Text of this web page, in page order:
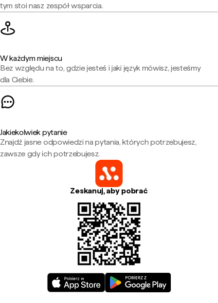
tym stoi nasz zespół wsparcia.
W każdym miejscu
Bez względu na to, gdzie jesteś i jaki język mówisz, jesteśmy
dla Ciebie.
Jakiekolwiek pytanie
Znajdź jasne odpowiedzi na pytania, których potrzebujesz,
zawsze gdy ich potrzebujesz.
Zeskanuj, aby pobrać